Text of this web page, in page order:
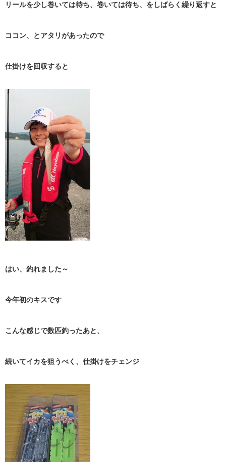
リールを少し巻いては待ち、巻いては待ち、をしばらく繰り返すと
ココン、とアタリがあったので
仕掛けを回収すると
はい、釣れました～
今年初のキスです
こんな感じで数匹釣ったあと、
続いてイカを狙うべく、仕掛けをチェンジ